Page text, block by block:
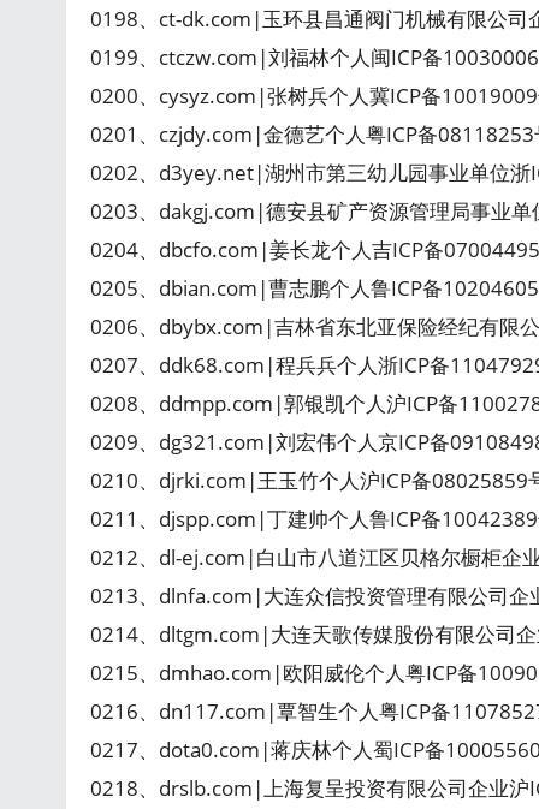
0198、ct-dk.com|玉环县昌通阀门机械有限公司
0199、ctczw.com|刘福林个人闽ICP备
0200、cysyz.com|张树兵个人冀ICP备
0201、czjdy.com|金德艺个人粤ICP备08118253
0202、d3yey.net|湖州市第三幼儿园事业单位浙
0203、dakgj.com|德安县矿产资源管理局事业
0204、dbcfo.com|姜长龙个人吉ICP备
0205、dbian.com|曹志鹏个人鲁ICP备
0206、dbybx.com|吉林省东北亚保险经纪有限
0207、ddk68.com|程兵兵个人浙ICP备
0208、ddmpp.com|郭银凯个人沪ICP备
0209、dg321.com|刘宏伟个人京ICP备
0210、djrki.com|王玉竹个人沪ICP备08025859
0211、djspp.com|丁建帅个人鲁ICP备
0212、dl-ej.com|白山市八道江区贝格尔橱柜企
0213、dlnfa.com|大连众信投资管理有限公司企
0214、dltgm.com|大连天歌传媒股份有限公司
0215、dmhao.com|欧阳威伦个人粤ICP备
0216、dn117.com|覃智生个人粤ICP备
0217、dota0.com|蒋庆林个人蜀ICP备
0218、drslb.com|上海复呈投资有限公司企业沪